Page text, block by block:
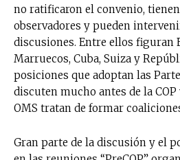
no ratificaron el convenio,
observadores y pueden
discusiones. Entre ellos figuran
Marruecos, Cuba, Suiza y
posiciones que adoptan las
discuten mucho antes de la
OMS tratan de formar
Gran parte de la discusión y el